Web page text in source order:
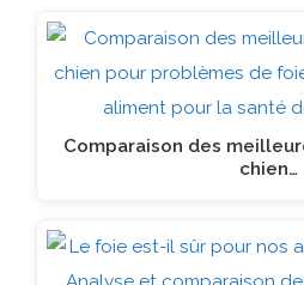
Comparaison des
chien…